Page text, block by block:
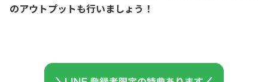
のアウトプットも行いましょう！